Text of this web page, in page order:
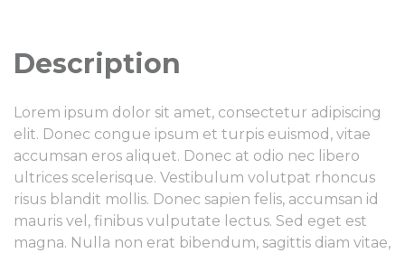
Description
Lorem ipsum dolor sit amet, consectetur adipiscing
elit. Donec congue ipsum et turpis euismod, vitae
accumsan eros aliquet. Donec at odio nec libero
ultrices scelerisque. Vestibulum volutpat rhoncus
risus blandit mollis. Donec sapien felis, accumsan id
mauris vel, finibus vulputate lectus. Sed eget est
magna. Nulla non erat bibendum, sagittis diam vitae,